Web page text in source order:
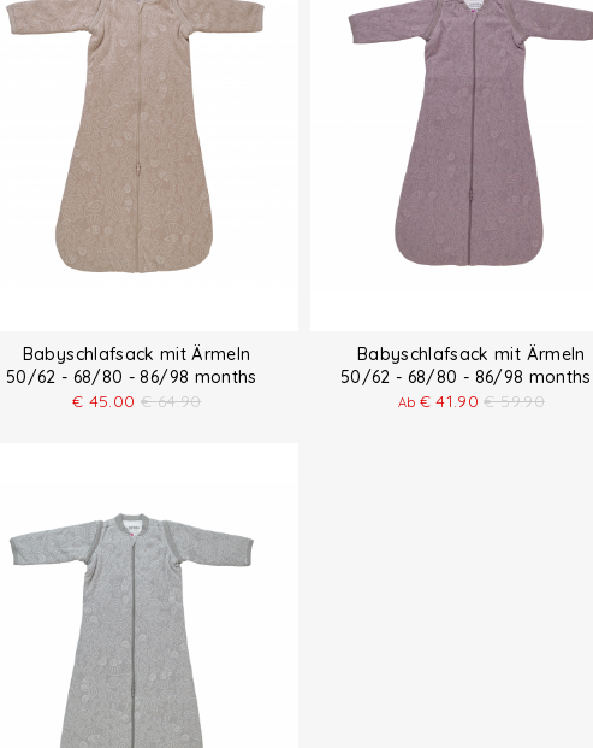
Babyschlafsack mit Ärmeln
50/62 - 68/80 - 86/98 months
€ 45.00 € 64.90
Babyschlafsack mit Ärmeln
50/62 - 68/80 - 86/98 months
Ab € 41.90 € 59.90